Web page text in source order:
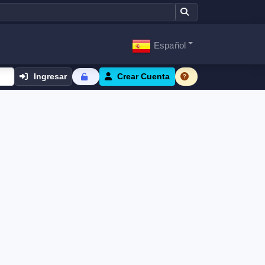
Español
Ingresar Crear Cuenta